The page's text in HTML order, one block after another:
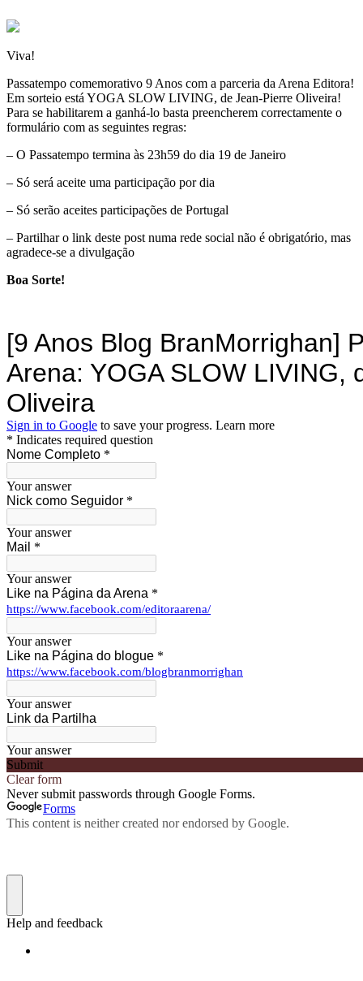
Viva!
Passatempo comemorativo 9 Anos com a parceria da Arena Editora!
Em sorteio está YOGA SLOW LIVING, de Jean-Pierre Oliveira!
Para se habilitarem a ganhá-lo basta preencherem correctamente o
formulário com as seguintes regras:
– O Passatempo termina às 23h59 do dia 19 de Janeiro
– Só será aceite uma participação por dia
– Só serão aceites participações de Portugal
– Partilhar o link deste post numa rede social não é obrigatório, mas
agradece-se a divulgação
Boa Sorte!